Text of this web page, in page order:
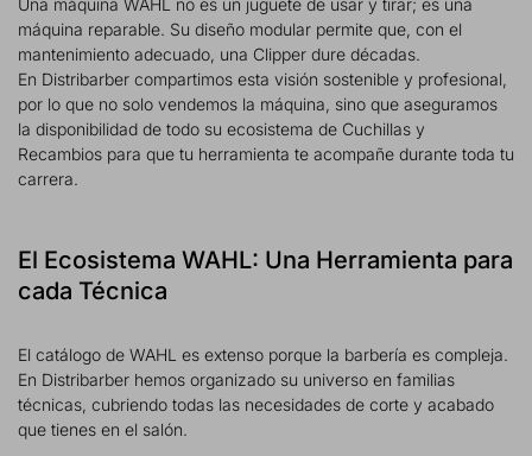
máquina reparable. Su diseño modular permite que, con el
mantenimiento adecuado, una Clipper dure décadas.
En Distribarber compartimos esta visión sostenible y profesional,
por lo que no solo vendemos la máquina, sino que aseguramos
la disponibilidad de todo su ecosistema de Cuchillas y
Recambios para que tu herramienta te acompañe durante toda tu
carrera.
El Ecosistema WAHL: Una Herramienta para
cada Técnica
El catálogo de WAHL es extenso porque la barbería es compleja.
En Distribarber hemos organizado su universo en familias
técnicas, cubriendo todas las necesidades de corte y acabado
que tienes en el salón.